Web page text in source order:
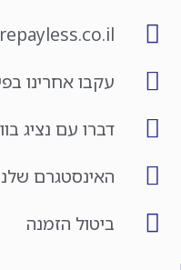
עקבו אחרינו
דברו עם נציג
האינסטגרם
ביטול הזמנה